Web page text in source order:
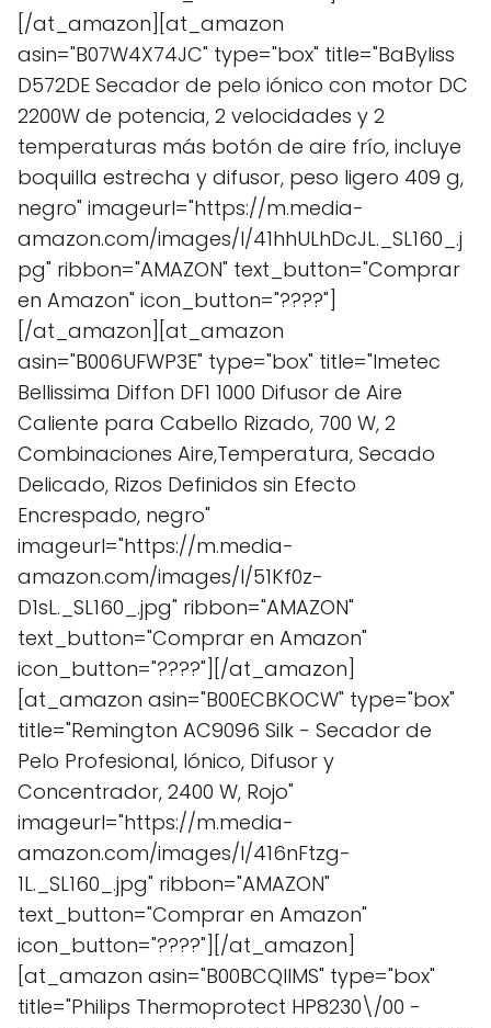
[/at_amazon][at_amazon
asin="B07W4X74JC" type="box" title="BaByliss
D572DE Secador de pelo iónico con motor DC
2200W de potencia, 2 velocidades y 2
temperaturas más botón de aire frío, incluye
boquilla estrecha y difusor, peso ligero 409 g,
negro" imageurl="https://m.media-
amazon.com/images/I/41hhULhDcJL._SL160_.j
pg" ribbon="AMAZON" text_button="Comprar
en Amazon" icon_button="????"]
[/at_amazon][at_amazon
asin="B006UFWP3E" type="box" title="Imetec
Bellissima Diffon DF1 1000 Difusor de Aire
Caliente para Cabello Rizado, 700 W, 2
Combinaciones Aire,Temperatura, Secado
Delicado, Rizos Definidos sin Efecto
Encrespado, negro"
imageurl="https://m.media-
amazon.com/images/I/51Kf0z-
D1sL._SL160_.jpg" ribbon="AMAZON"
text_button="Comprar en Amazon"
icon_button="????"][/at_amazon]
[at_amazon asin="B00ECBKOCW" type="box"
title="Remington AC9096 Silk - Secador de
Pelo Profesional, Iónico, Difusor y
Concentrador, 2400 W, Rojo"
imageurl="https://m.media-
amazon.com/images/I/416nFtzg-
1L._SL160_.jpg" ribbon="AMAZON"
text_button="Comprar en Amazon"
icon_button="????"][/at_amazon]
[at_amazon asin="B00BCQIIMS" type="box"
title="Philips Thermoprotect HP8230\/00 -